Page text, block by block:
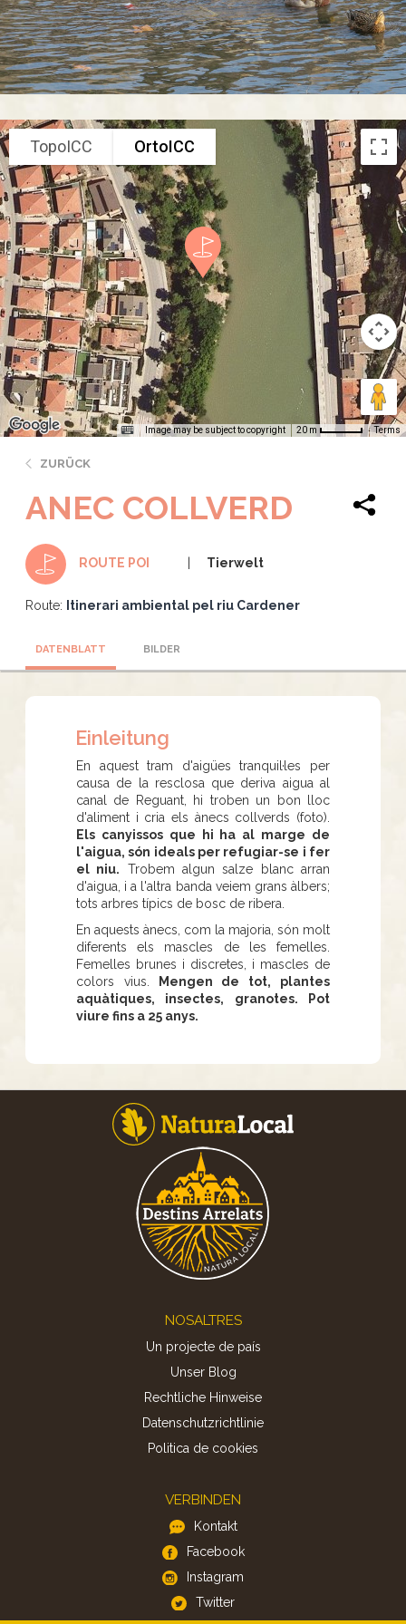
TopoICC OrtoICC
Image may be subject to copyright 20 m Terms
ZURÜCK
ANEC COLLVERD
ROUTE POI Tierwelt
Route: Itinerari ambiental pel riu Cardener
DATENBLATT BILDER
Einleitung
En aquest tram d'aigües tranquil·les per
causa de la resclosa que deriva aigua al
canal de Reguant, hi troben un bon lloc
d'aliment i cria els ànecs collverds (foto).
Els canyissos que hi ha al marge de
l'aigua, són ideals per refugiar-se i fer
el niu. Trobem algun salze blanc arran
d'aigua, i a l'altra banda veiem grans àlbers;
tots arbres típics de bosc de ribera.
En aquests ànecs, com la majoria, són molt
diferents els mascles de les femelles.
Femelles brunes i discretes, i mascles de
colors vius.
Mengen de tot, plantes
aquàtiques, insectes, granotes. Pot
viure fins a 25 anys.
NOSALTRES
Un projecte de país
Unser Blog
Rechtliche Hinweise
Datenschutzrichtlinie
Politica de cookies
VERBINDEN
Kontakt
Facebook
Instagram
Twitter